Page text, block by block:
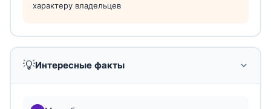
характеру владельцев
💡Интересные факты